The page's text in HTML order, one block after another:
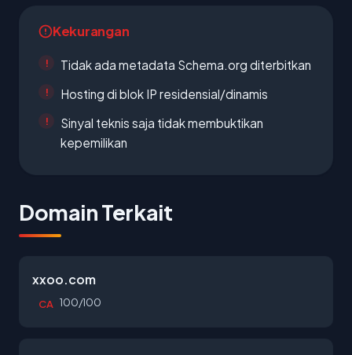
Kekurangan
Tidak ada metadata Schema.org diterbitkan
Hosting di blok IP residensial/dinamis
Sinyal teknis saja tidak membuktikan
kepemilikan
Domain Terkait
xxoo.com
CA 100/100